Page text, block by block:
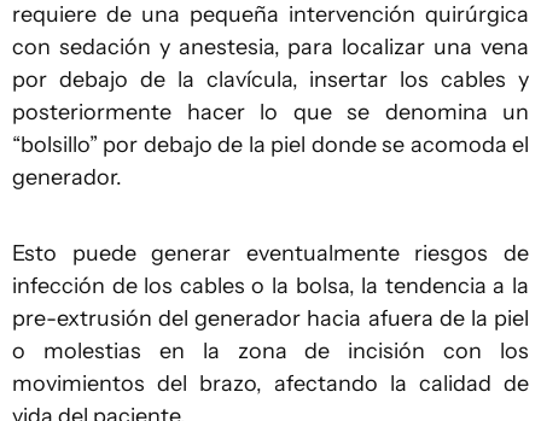
requiere de una pequeña intervención quirúrgica
con sedación y anestesia, para localizar una vena
por debajo de la clavícula, insertar los cables y
posteriormente hacer lo que se denomina un
“bolsillo” por debajo de la piel donde se acomoda el
generador.
Esto puede generar eventualmente riesgos de
infección de los cables o la bolsa, la tendencia a la
pre-extrusión del generador hacia afuera de la piel
o molestias en la zona de incisión con los
movimientos del brazo, afectando la calidad de